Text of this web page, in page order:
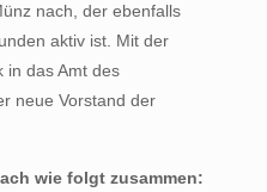
nach, der ebenfalls
aktiv ist. Mit der
in das Amt des
neue Vorstand der
wie folgt zusammen: